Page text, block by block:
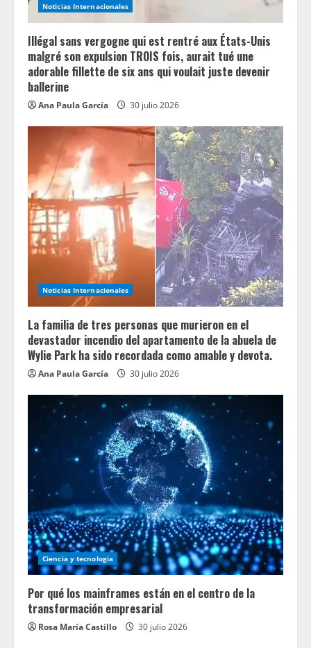
Noticias Internacionales
Illégal sans vergogne qui est rentré aux États-Unis
malgré son expulsion TROIS fois, aurait tué une
adorable fillette de six ans qui voulait juste devenir
ballerine
Ana Paula García 30 julio 2026
Noticias Internacionales
La familia de tres personas que murieron en el
devastador incendio del apartamento de la abuela de
Wylie Park ha sido recordada como amable y devota.
Ana Paula García 30 julio 2026
Ciencia y tecnologia
Por qué los mainframes están en el centro de la
transformación empresarial
Rosa María Castillo 30 julio 2026